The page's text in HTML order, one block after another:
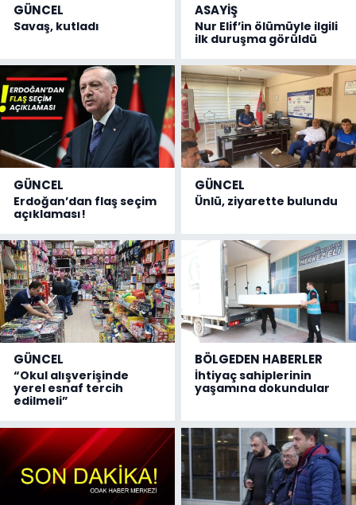
GÜNCEL
Savaş, kutladı
ASAYİŞ
Nur Elif’in ölümüyle ilgili
ilk duruşma görüldü
GÜNCEL
Erdoğan’dan flaş seçim
açıklaması!
GÜNCEL
Ünlü, ziyarette bulundu
GÜNCEL
“Okul alışverişinde
yerel esnaf tercih
edilmeli”
BÖLGEDEN HABERLER
İhtiyaç sahiplerinin
yaşamına dokundular